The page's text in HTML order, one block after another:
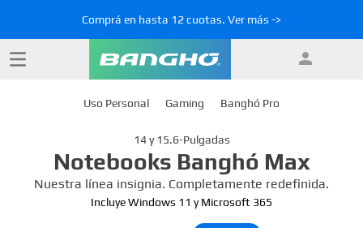
Comprá en hasta 12 cuotas. Ver más ->
Uso Personal Gaming Banghó Pro
14 y 15.6-Pulgadas
Notebooks Banghó Max
Nuestra línea insignia. Completamente redefinida.
Incluye Windows 11 y Microsoft 365